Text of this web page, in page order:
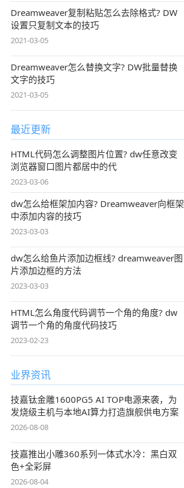
Dreamweaver复制粘贴怎么去除格式? DW
设置只复制文本的技巧
2021-03-05
Dreamweaver怎么替换文字? DW批量替换
文字的技巧
2021-03-05
最近更新
HTML代码怎么调整图片位置? dw任意改变
浏览器窗口图片都居中的代
2023-03-06
dw怎么给框架加内容? Dreamweaver向框架
中添加内容的技巧
2023-03-03
dw怎么给鱼片添加边框线? dreamweaver图
片添加边框的方法
2023-03-03
HTML怎么角度代码调节一个角的角度? dw
调节一个角的角度代码技巧
2023-02-23
业界资讯
技嘉钛金雕1600PG5 AI TOP电源来袭，为
发烧级主机与本地AI算力打造旗舰供电方案
2026-08-08
技嘉推出小雕360系列一体式水冷：黑白双
色+全彩屏
2026-08-04